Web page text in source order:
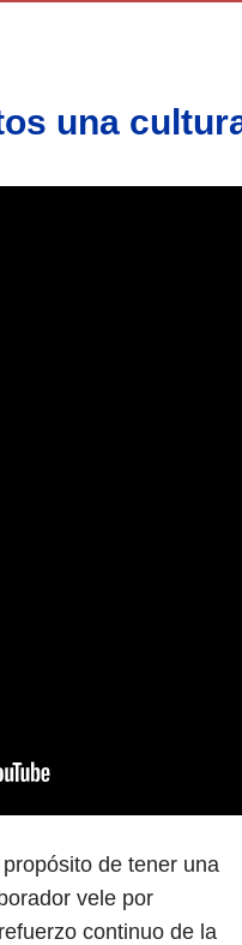
una
propósito de tener una
vele por
refuerzo continuo de la